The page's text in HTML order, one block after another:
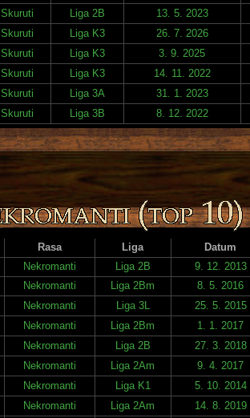
Skuruti Liga 2B 13. 5. 2023
Skuruti Liga K3 26. 7. 2026
Skuruti Liga K3 3. 9. 2025
Skuruti Liga K3 14. 11. 2022
Skuruti Liga 3A 31. 1. 2023
Skuruti Liga 3B 8. 12. 2022
Rasa Liga Datum
Nekromanti Liga 2B 9. 12. 2013
Nekromanti Liga 2Bm 8. 5. 2016
Nekromanti Liga 3L 25. 5. 2015
Nekromanti Liga 2Bm 1. 1. 2017
Nekromanti Liga 2B 27. 3. 2018
Nekromanti Liga 2Am 9. 4. 2017
Nekromanti Liga K1 5. 10. 2014
Nekromanti Liga 2Am 14. 8. 2019